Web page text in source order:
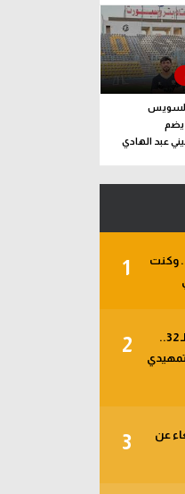
يضم
عبد الهادي
1
وكنت
2
خبر في الجول - الأهلي يبدأ من دور الـ 32..
3
عن